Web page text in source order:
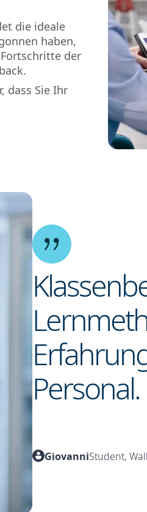
die ideale
haben,
der
dass Sie Ihr
Personal.
GiovanniStudent,